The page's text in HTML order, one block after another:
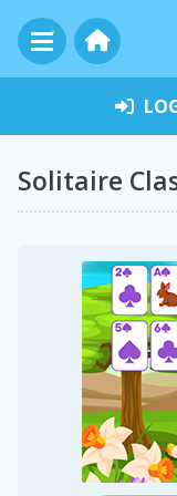
Solitaire